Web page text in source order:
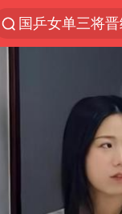
国乒女单三将
光影经济撬动
新疆优化调整
上四休三，但
央视新主播李
情侣平潭拍日